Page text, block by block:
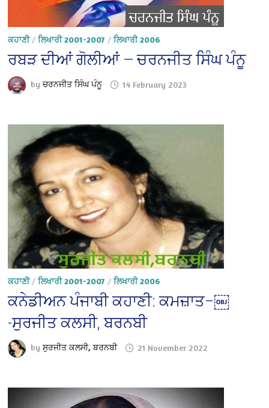
ਕਹਾਣੀ/ਲਿਖਾਰੀ 2001-2007 /ਲਿਖਾਰੀ 2006
ਰਬੜ ਦੀਆਂ ਗੋਲੀਆਂ — ਚਰਨਜੀਤ ਸਿੰਘ ਪੰਨੂ
byਚਰਨਜੀਤ ਸਿੰਘ ਪੰਨੂ 14 February 2023
ਕਹਾਣੀ/ਲਿਖਾਰੀ 2001-2007 /ਲਿਖਾਰੀ 2006
ਕਨੇਡੀਅਨ ਪੰਜਾਬੀ ਕਹਾਣੀ: ਕਮਜ਼ਾਤ–￼
-ਸੁਰਜੀਤ ਕਲਸੀ, ਬਰਨਬੀ
byਸੁਰਜੀਤ ਕਲਸੀ, ਬਰਨਬੀ 21 November 2022